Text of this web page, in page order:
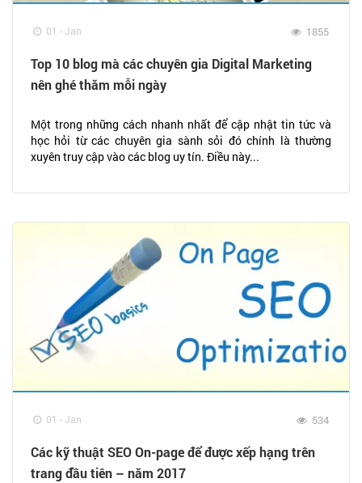
01 - Jan 1855
Top 10 blog mà các chuyên gia Digital Marketing
nên ghé thăm mỗi ngày
Một trong những cách nhanh nhất để cập nhật tin tức và
học hỏi từ các chuyên gia sành sỏi đó chính là thường
xuyên truy cập vào các blog uy tín. Điều này...
01 - Jan 534
Các kỹ thuật SEO On-page để được xếp hạng trên
trang đầu tiên – năm 2017